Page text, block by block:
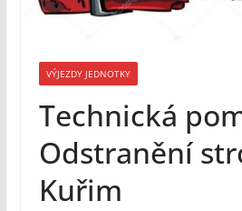
VÝJEZDY JEDNOTKY
Technická
Odstranění
Kuřim